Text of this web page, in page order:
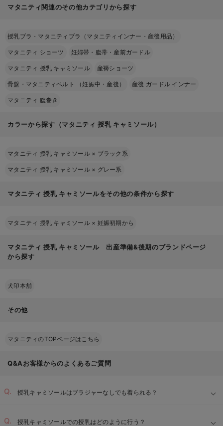
マタニティ関連のその他カテゴリから探す
授乳ブラ・マタニティブラ（マタニティインナー・産後用品）
マタニティ ショーツ 妊婦帯・腹帯・産前ガードル
マタニティ 授乳 キャミソール 産褥ショーツ
骨盤・マタニティベルト （妊娠中・産後） 産後 ガードル インナー
マタニティ 腹巻き
カラーから探す（マタニティ 授乳 キャミソール）
マタニティ 授乳 キャミソール × ブラック系
マタニティ 授乳 キャミソール × グレー系
マタニティ 授乳 キャミソールをその他の条件から探す
マタニティ 授乳 キャミソール × 妊娠初期から
マタニティ 授乳 キャミソール 出産準備&後期のブランドページ
から探す
犬印本舗
その他
マタニティのTOPページはこちら
Q&Aお客様からのよくあるご質問
授乳キャミソールはブラジャーなしでも着られる？
授乳キャミソールでの授乳はどのように行う？